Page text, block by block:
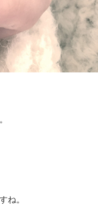
ね。